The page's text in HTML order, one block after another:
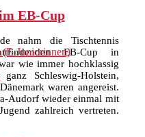
(E-Juniorinnen)
EB-Cup
nahm die Tischtennis
EB-Cup in
wie immer hochklassig
Schleswig-Holstein,
waren angereist.
Audorf wieder einmal mit
zahlreich vertreten.